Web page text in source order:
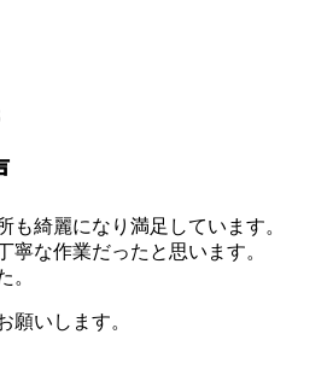
も綺麗になり満足しています。
寧な作業だったと思います。
。
願いします。